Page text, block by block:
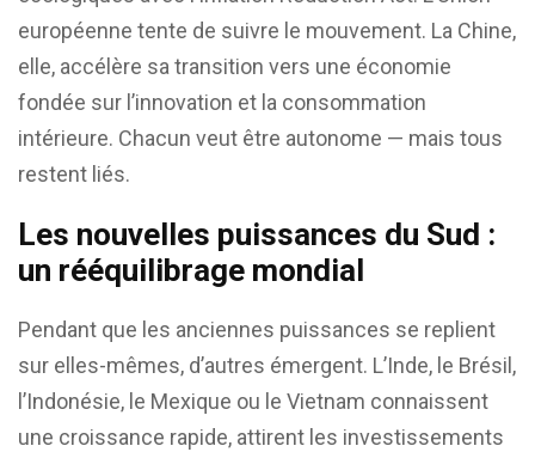
européenne tente de suivre le mouvement. La Chine,
elle, accélère sa transition vers une économie
fondée sur l’innovation et la consommation
intérieure. Chacun veut être autonome — mais tous
restent liés.
Les nouvelles puissances du Sud :
un rééquilibrage mondial
Pendant que les anciennes puissances se replient
sur elles-mêmes, d’autres émergent. L’Inde, le Brésil,
l’Indonésie, le Mexique ou le Vietnam connaissent
une croissance rapide, attirent les investissements